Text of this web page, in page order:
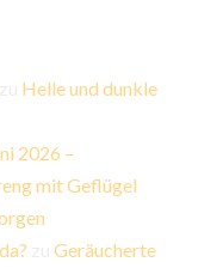
Helle und dunkle
2026 –
mit Geflügel
zuGeräucherte